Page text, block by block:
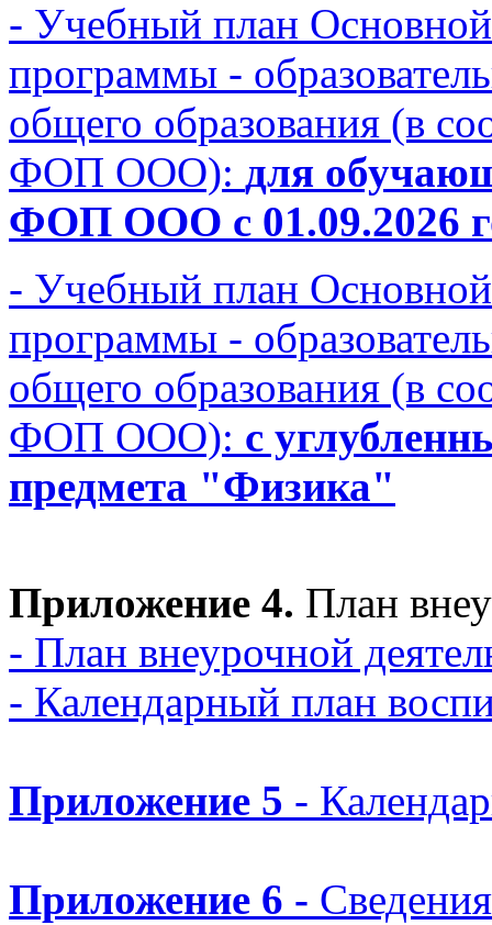
- Учебный план
программы -
общего образования (в
ФОП ООО): для
ФОП ООО с 01.09.2026
- Учебный план
программы -
общего образования (в
ФОП ООО): с
предмета "Физика"
Приложение 4. План
- План внеурочной
- Календарный план
Приложение 5 -
Приложение 6 -